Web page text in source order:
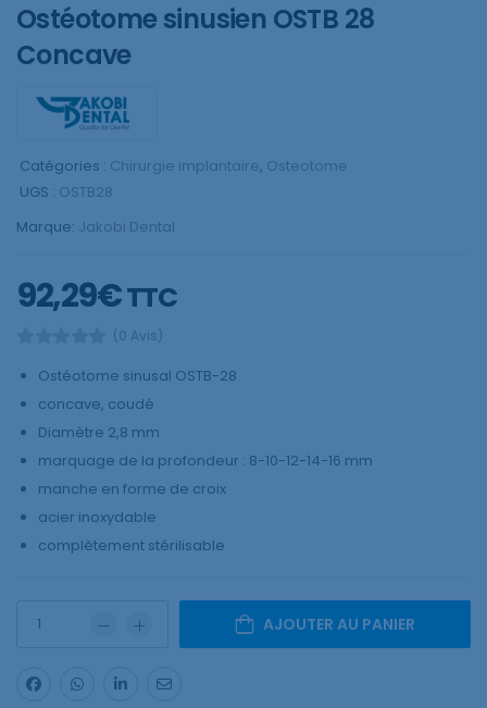
Ostéotome sinusien OSTB 28
Concave
Catégories : Chirurgie implantaire, Osteotome
UGS : OSTB28
Marque: Jakobi Dental
92,29€TTC
(0 Avis)
Ostéotome sinusal OSTB-28
concave, coudé
Diamètre 2,8 mm
marquage de la profondeur : 8-10-12-14-16 mm
manche en forme de croix
acier inoxydable
complètement stérilisable
AJOUTER AU PANIER